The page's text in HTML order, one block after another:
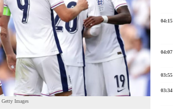
Images
04:15
04:07
03:55
03:34